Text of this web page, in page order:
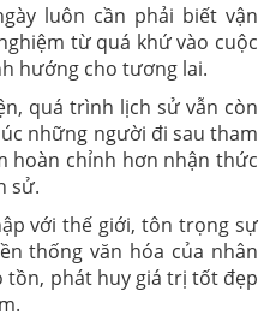
luôn cần phải biết vận
từ quá khứ vào cuộc
hướng cho tương lai.
quá trình lịch sử vẫn còn
những người đi sau tham
hoàn chỉnh hơn nhận thức
sử.
với thế giới, tôn trọng sự
thống văn hóa của nhân
tồn, phát huy giá trị tốt đẹp